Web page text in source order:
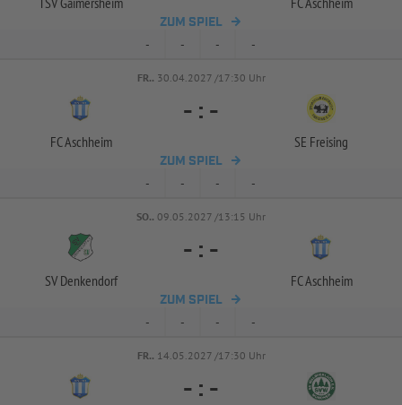
ZUM SPIEL
- - - -
FR.. 30.04.2027 /17:30 Uhr
FC Aschheim
- : -
SE Freising
ZUM SPIEL
- - - -
SO.. 09.05.2027 /13:15 Uhr
SV Denkendorf
- : -
FC Aschheim
ZUM SPIEL
- - - -
FR.. 14.05.2027 /17:30 Uhr
- : -